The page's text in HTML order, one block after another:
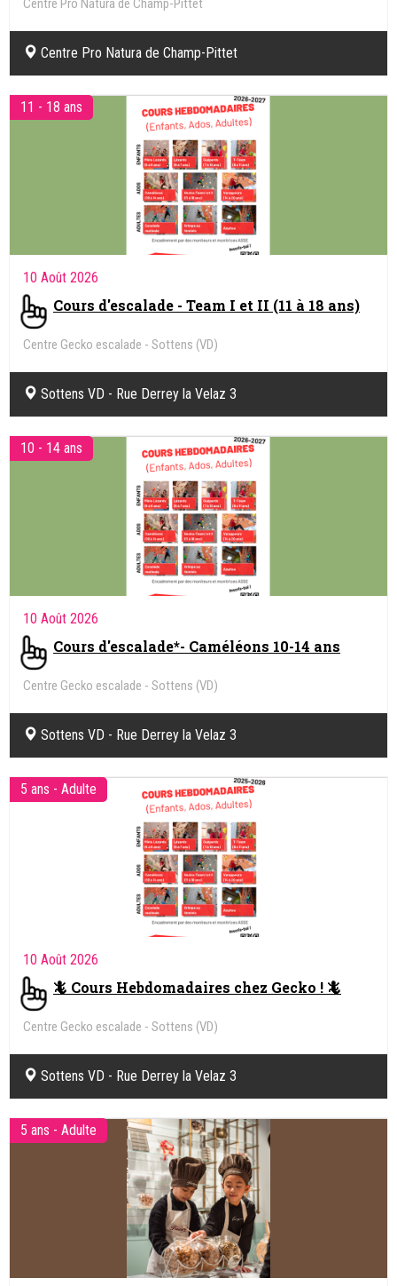
Centre Pro Natura de Champ-Pittet
Centre Pro Natura de Champ-Pittet
11 - 18 ans
10 Août 2026
Cours d'escalade - Team I et II (11 à 18 ans)
Centre Gecko escalade - Sottens (VD)
Sottens VD - Rue Derrey la Velaz 3
10 - 14 ans
10 Août 2026
Cours d'escalade*- Caméléons 10-14 ans
Centre Gecko escalade - Sottens (VD)
Sottens VD - Rue Derrey la Velaz 3
5 ans - Adulte
10 Août 2026
🦎 Cours Hebdomadaires chez Gecko ! 🦎
Centre Gecko escalade - Sottens (VD)
Sottens VD - Rue Derrey la Velaz 3
5 ans - Adulte